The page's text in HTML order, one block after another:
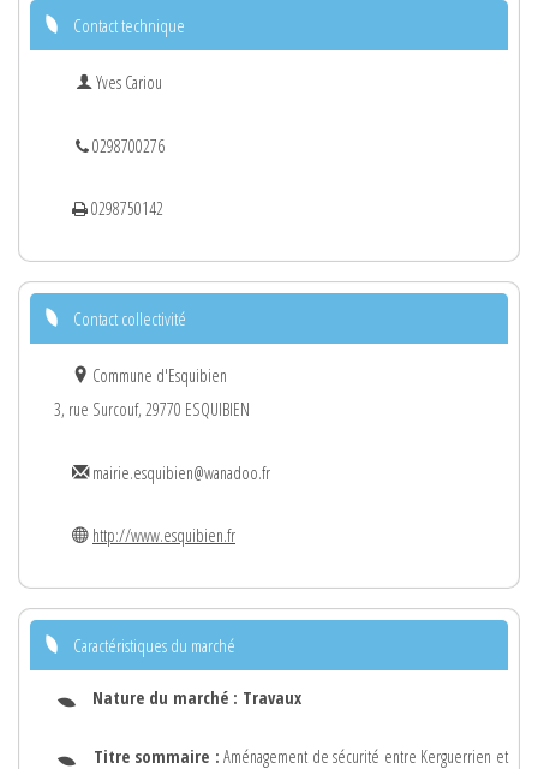
Contact technique
Yves Cariou
0298700276
0298750142
Contact collectivité
Commune d'Esquibien
3, rue Surcouf, 29770 ESQUIBIEN
mairie.esquibien@wanadoo.fr
http://www.esquibien.fr
Caractéristiques du marché
Nature du marché : Travaux
Titre sommaire : Aménagement de sécurité entre Kerguerrien et